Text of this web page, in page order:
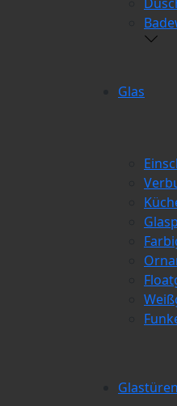
Glas
Glastüren